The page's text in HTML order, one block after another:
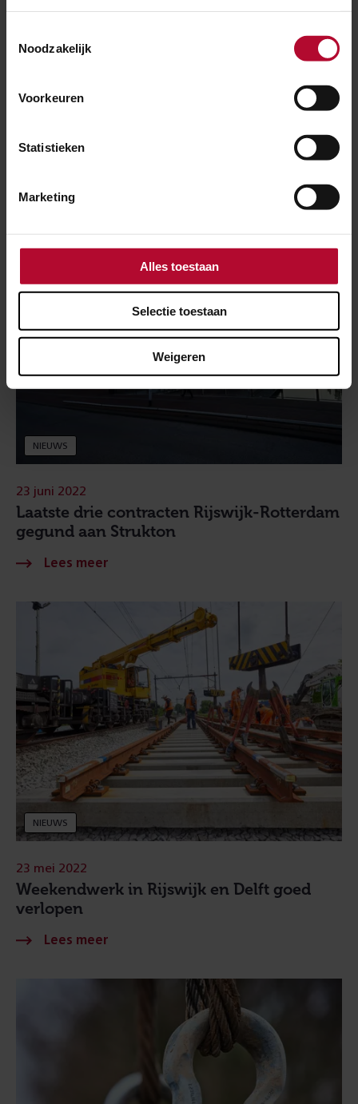
Noodzakelijk
Voorkeuren
Statistieken
Marketing
Alles toestaan
Selectie toestaan
Weigeren
Schiedam
NIEUWS
Laatste drie contracten Rijswijk-Rotterdam
gegund aan Strukton
23 juni 2022
NIEUWS
Weekendwerk in Rijswijk en Delft goed
verlopen
23 mei 2022